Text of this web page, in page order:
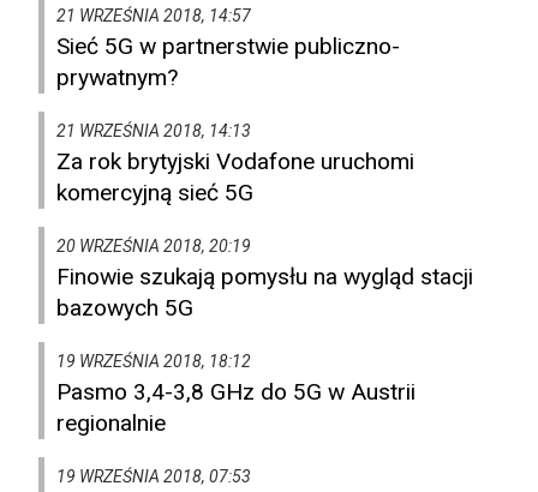
21 WRZEŚNIA 2018, 14:57
Sieć 5G w partnerstwie publiczno-
prywatnym?
21 WRZEŚNIA 2018, 14:13
Za rok brytyjski Vodafone uruchomi
komercyjną sieć 5G
20 WRZEŚNIA 2018, 20:19
Finowie szukają pomysłu na wygląd stacji
bazowych 5G
19 WRZEŚNIA 2018, 18:12
Pasmo 3,4-3,8 GHz do 5G w Austrii
regionalnie
19 WRZEŚNIA 2018, 07:53